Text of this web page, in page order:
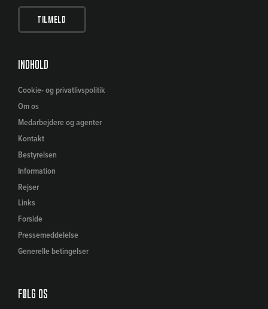
Indhold
Cookie- og privatlivspolitik
Om os
Medarbejdere og agenter
Kontakt
Bestyrelsen
Information
Rejser
Links
Forside
Pressemeddelelse
Generelle betingelser
Følg os